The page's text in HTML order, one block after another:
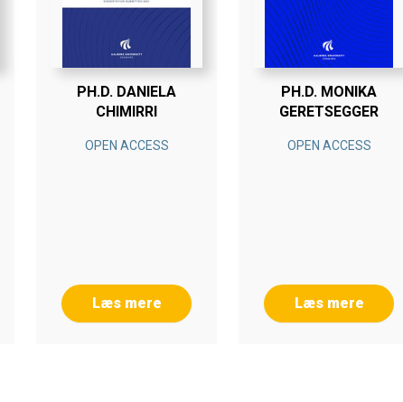
PH.D. DANIELA
CHIMIRRI
OPEN ACCESS
Læs mere
PH.D. MONIKA
GERETSEGGER
OPEN ACCESS
Læs mere